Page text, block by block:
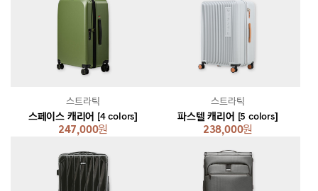
스페이스 캐리어 [4 colors]
247,000원
스트라틱
파스텔 캐리어 [5 colors]
238,000원
스트라틱